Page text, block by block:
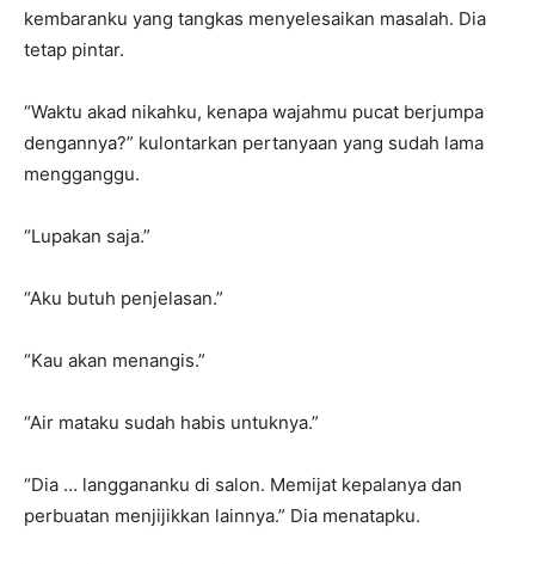
kembaranku yang tangkas menyelesaikan masalah. Dia
tetap pintar.
“Waktu akad nikahku, kenapa wajahmu pucat berjumpa
dengannya?” kulontarkan pertanyaan yang sudah lama
mengganggu.
“Lupakan saja.”
“Aku butuh penjelasan.”
“Kau akan menangis.”
“Air mataku sudah habis untuknya.”
“Dia … langgananku di salon. Memijat kepalanya dan
perbuatan menjijikkan lainnya.” Dia menatapku.